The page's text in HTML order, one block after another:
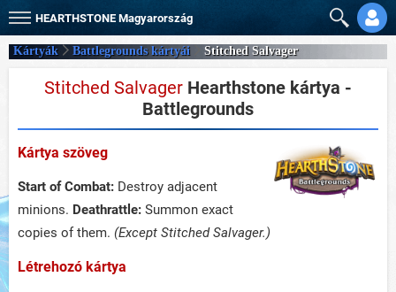
HEARTHSTONE Magyarország
Kártyák Battlegrounds kártyái Stitched Salvager
Stitched Salvager Hearthstone kártya -
Battlegrounds
Kártya szöveg
Start of Combat: Destroy adjacent
minions. Deathrattle: Summon exact
copies of them. (Except Stitched Salvager.)
Létrehozó kártya